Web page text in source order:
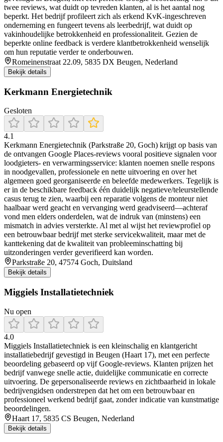
twee reviews, wat duidt op tevreden klanten, al is het aantal nog
beperkt. Het bedrijf profileert zich als erkend KvK-ingeschreven
onderneming en fungeert tevens als leerbedrijf, wat duidt op
vakinhoudelijke betrokkenheid en professionaliteit. Gezien de
beperkte online feedback is verdere klantbetrokkenheid wenselijk
om hun reputatie verder te onderbouwen.
Romeinenstraat 22.09, 5835 DX Beugen, Nederland
Bekijk details
Kerkmann Energietechnik
Gesloten
4.1
Kerkmann Energietechnik (Parkstraße 20, Goch) krijgt op basis van
de ontvangen Google Places-reviews vooral positieve signalen voor
loodgieters- en verwarmingsservice: klanten noemen snelle respons
in noodgevallen, professionele en nette uitvoering en over het
algemeen goed georganiseerde en beleefde medewerkers. Tegelijk is
er in de beschikbare feedback één duidelijk negatieve/teleurstellende
casus terug te zien, waarbij een reparatie volgens de monteur niet
haalbaar werd geacht en vervanging werd geadviseerd—achteraf
vond men elders onderdelen, wat de indruk van (minstens) een
mismatch in advies versterkte. Al met al wijst het reviewprofiel op
een betrouwbaar bedrijf met sterke servicekwaliteit, maar met de
kanttekening dat de kwaliteit van probleeminschatting bij
uitzonderingen verder geverifieerd kan worden.
Parkstraße 20, 47574 Goch, Duitsland
Bekijk details
Miggiels Installatietechniek
Nu open
4.0
Miggiels Installatietechniek is een kleinschalig en klantgericht
installatiebedrijf gevestigd in Beugen (Haart 17), met een perfecte
beoordeling gebaseerd op vijf Google‑reviews. Klanten prijzen het
bedrijf vanwege snelle actie, duidelijke communicatie en correcte
uitvoering. De gepersonaliseerde reviews en zichtbaarheid in lokale
bedrijvengidsen onderstrepen dat het om een betrouwbaar en
professioneel werkend bedrijf gaat, zonder indicatie van kunstmatige
beoordelingen.
Haart 17, 5835 CS Beugen, Nederland
Bekijk details